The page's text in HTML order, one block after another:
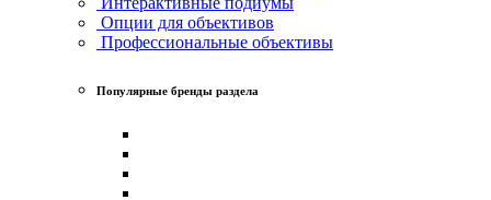
Опции для объективов
Профессиональные объективы
Популярные бренды раздела